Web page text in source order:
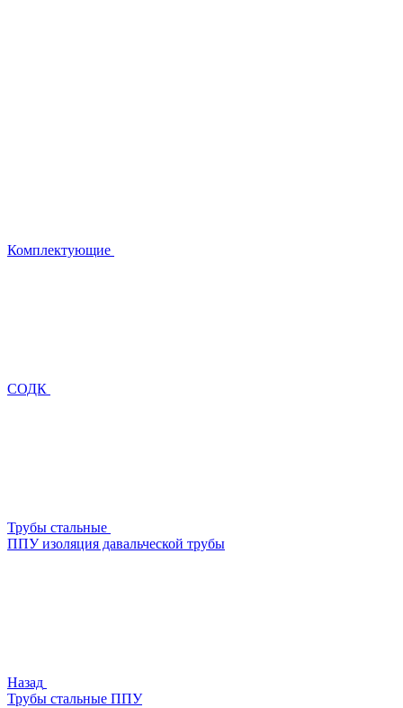
Комплектующие
СОДК
Трубы стальные
ППУ изоляция давальческой трубы
Назад
Трубы стальные ППУ